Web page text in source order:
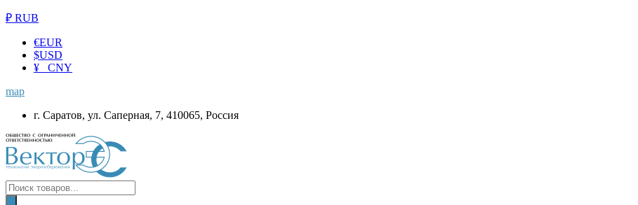
₽ RUB
€EUR
$USD
¥ CNY
map
г. Саратов, ул. Саперная, 7, 410065, Россия